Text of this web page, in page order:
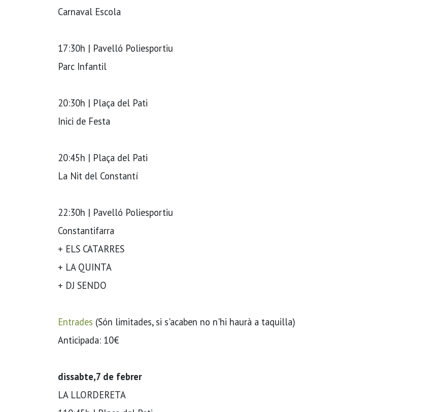
Carnaval Escola
17:30h | Pavelló Poliesportiu
Parc Infantil
20:30h | Plaça del Pati
Inici de Festa
20:45h | Plaça del Pati
La Nit del Constantí
22:30h | Pavelló Poliesportiu
Constantifarra
+ ELS CATARRES
+ LA QUINTA
+ DJ SENDO
Entrades (Són limitades, si s'acaben no n'hi haurà a taquilla)
Anticipada: 10€
dissabte,7 de febrer
LA LLORDERETA